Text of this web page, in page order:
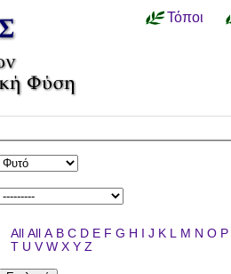
Τόποι
All All A B C D E F G H I J K L M N O P
T U V W X Y Z